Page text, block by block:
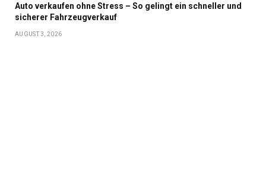
Auto verkaufen ohne Stress – So gelingt ein schneller und
sicherer Fahrzeugverkauf
AUGUST 3, 2026